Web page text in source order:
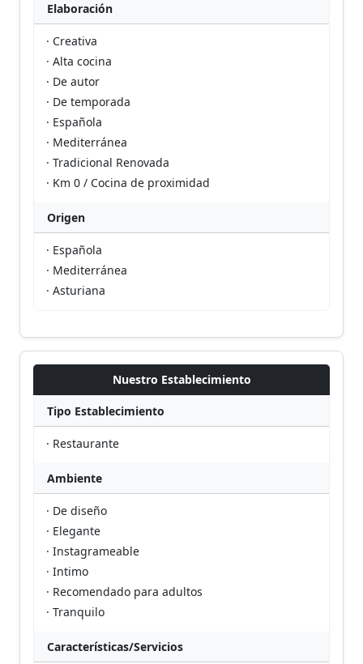
Elaboración
· Creativa
· Alta cocina
· De autor
· De temporada
· Española
· Mediterránea
· Tradicional Renovada
· Km 0 / Cocina de proximidad
Origen
· Española
· Mediterránea
· Asturiana
Nuestro Establecimiento
Tipo Establecimiento
· Restaurante
Ambiente
· De diseño
· Elegante
· Instagrameable
· Intimo
· Recomendado para adultos
· Tranquilo
Características/Servicios